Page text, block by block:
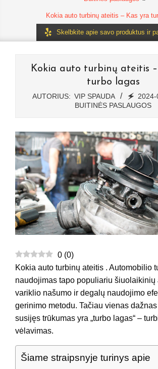
Kokia auto turbinų ateitis – Kas yra
Skelbkite apie savo produktus ir
Kokia auto turbinų ateitis
turbo lagas
AUTORIUS: VIP SPAUDA 🗲 2024-
BUITINĖS PASLAUGOS
0 (0)
Kokia auto turbinų ateitis . Automobilio
naudojimas tapo populiariu šiuolaikinių
variklio našumo ir degalų naudojimo
gerinimo metodu. Tačiau vienas
susijęs trūkumas yra „turbo lagas“ –
vėlavimas.
Šiame straipsnyje turinys apie